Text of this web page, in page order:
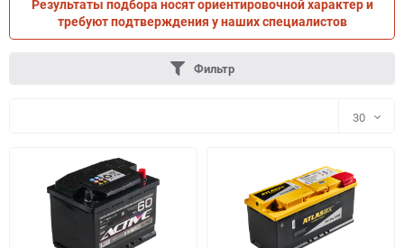
ПО ТРАНСПОРТУ ПО ПАРАМЕТРАМ
Результаты подбора носят ориентировочной характер и
требуют подтверждения у наших специалистов
Фильтр
30
30
60